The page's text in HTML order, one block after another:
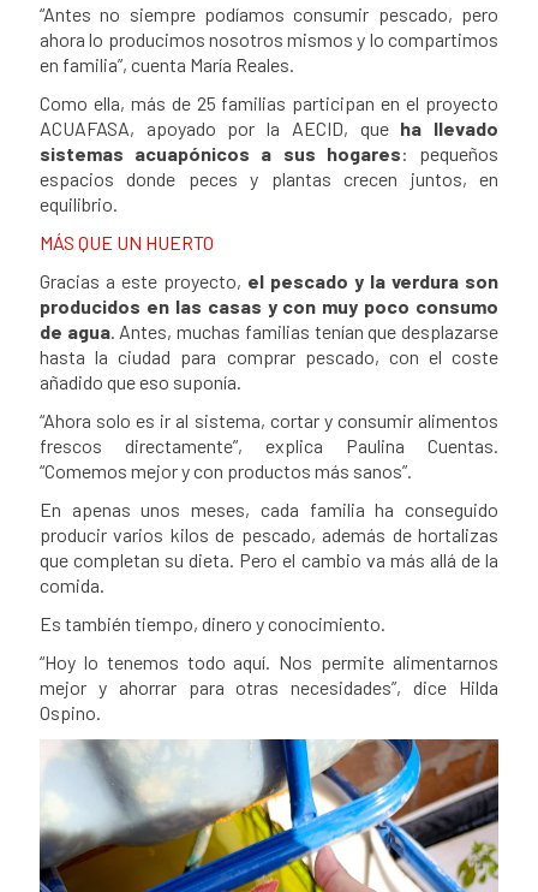
“Antes no siempre podíamos consumir pescado, pero
ahora lo producimos nosotros mismos y lo compartimos
en familia”, cuenta María Reales.
Como ella, más de 25 familias participan en el proyecto
ACUAFASA, apoyado por la AECID, que ha llevado
sistemas acuapónicos a sus hogares: pequeños
espacios donde peces y plantas crecen juntos, en
equilibrio.
MÁS QUE UN HUERTO
Gracias a este proyecto, el pescado y la verdura son
producidos en las casas y con muy poco consumo
de agua. Antes, muchas familias tenían que desplazarse
hasta la ciudad para comprar pescado, con el coste
añadido que eso suponía.
“Ahora solo es ir al sistema, cortar y consumir alimentos
frescos directamente”, explica Paulina Cuentas.
“Comemos mejor y con productos más sanos”.
En apenas unos meses, cada familia ha conseguido
producir varios kilos de pescado, además de hortalizas
que completan su dieta. Pero el cambio va más allá de la
comida.
Es también tiempo, dinero y conocimiento.
“Hoy lo tenemos todo aquí. Nos permite alimentarnos
mejor y ahorrar para otras necesidades”, dice Hilda
Ospino.